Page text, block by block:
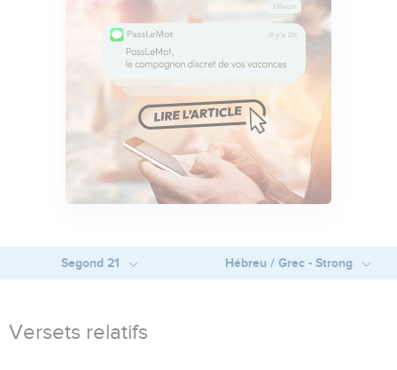
Segond 21 Hébreu / Grec - Strong
Versets relatifs